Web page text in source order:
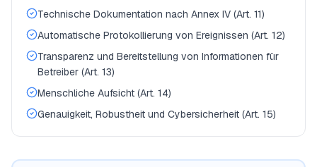
Technische Dokumentation nach Annex IV (Art. 11)
Automatische Protokollierung von Ereignissen (Art. 12)
Transparenz und Bereitstellung von Informationen für
Betreiber (Art. 13)
Menschliche Aufsicht (Art. 14)
Genauigkeit, Robustheit und Cybersicherheit (Art. 15)